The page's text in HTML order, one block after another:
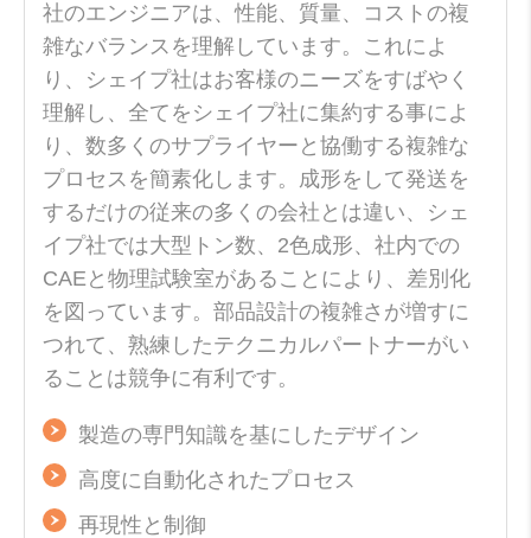
社のエンジニアは、性能、質量、コストの複
雑なバランスを理解しています。これによ
り、シェイプ社はお客様のニーズをすばやく
理解し、全てをシェイプ社に集約する事によ
り、数多くのサプライヤーと協働する複雑な
プロセスを簡素化します。成形をして発送を
するだけの従来の多くの会社とは違い、シェ
イプ社では大型トン数、2色成形、社内での
CAEと物理試験室があることにより、差別化
を図っています。部品設計の複雑さが増すに
つれて、熟練したテクニカルパートナーがい
ることは競争に有利です。
製造の専門知識を基にしたデザイン
高度に自動化されたプロセス
再現性と制御